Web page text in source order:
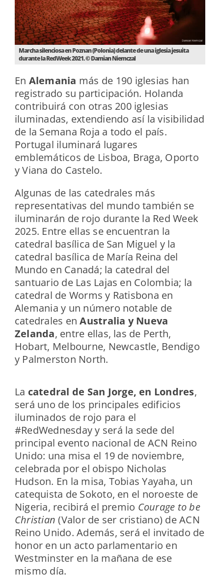
Marcha silenciosa en Poznan (Polonia) delante de una iglesia jesuita
durante la RedWeek 2021. © Damian Niemczal
En Alemania más de 190 iglesias han
registrado su participación. Holanda
contribuirá con otras 200 iglesias
iluminadas, extendiendo así la visibilidad
de la Semana Roja a todo el país.
Portugal iluminará lugares
emblemáticos de Lisboa, Braga, Oporto
y Viana do Castelo.
Algunas de las catedrales más
representativas del mundo también se
iluminarán de rojo durante la Red Week
2025. Entre ellas se encuentran la
catedral basílica de San Miguel y la
catedral basílica de María Reina del
Mundo en Canadá; la catedral del
santuario de Las Lajas en Colombia; la
catedral de Worms y Ratisbona en
Alemania y un número notable de
catedrales enAustralia y Nueva
Zelanda, entre ellas, las de Perth,
Hobart, Melbourne, Newcastle, Bendigo
y Palmerston North.
La catedral de San Jorge, en Londres,
será uno de los principales edificios
iluminados de rojo para el
#RedWednesday y será la sede del
principal evento nacional de ACN Reino
Unido: una misa el 19 de noviembre,
celebrada por el obispo Nicholas
Hudson. En la misa, Tobias Yayaha, un
catequista de Sokoto, en el noroeste de
Nigeria, recibirá el premio Courage to be
Christian (Valor de ser cristiano) de ACN
Reino Unido. Además, será el invitado de
honor en un acto parlamentario en
Westminster en la mañana de ese
mismo día.